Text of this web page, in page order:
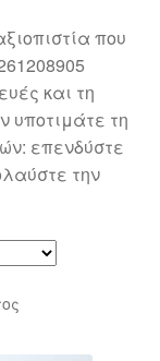
που
και τη
υποτιμάτε τη
επενδύστε
την